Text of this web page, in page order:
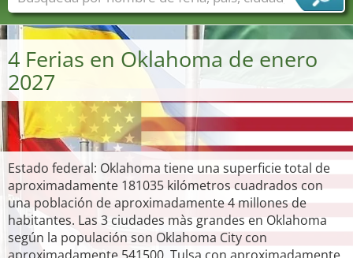
4 Ferias en Oklahoma de enero
2027
Estado federal: Oklahoma tiene una superficie total de
aproximadamente 181035 kilómetros cuadrados con
una población de aproximadamente 4 millones de
habitantes. Las 3 ciudades màs grandes en Oklahoma
según la populación son Oklahoma City con
Nombres de ferias Países
Ciudades
Sectores de ferias
Sectores de proveedor de servicios